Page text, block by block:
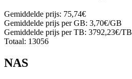
Gemiddelde prijs: 75,74€
Gemiddelde prijs per GB: 3,70€/GB
Gemiddelde prijs per TB: 3792,23€/TB
Totaal: 13056
NAS